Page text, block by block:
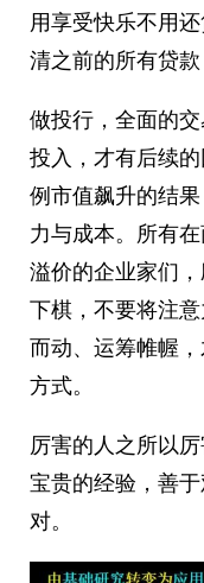
用享受快乐不用
清之前的所有贷款
做投行，全面的
投入，才有后续
例市值飙升的结
力与成本。所有
溢价的企业家们
下棋，不要将注
而动、运筹帷幄
方式。
厉害的人之所以
宝贵的经验，善
对。 ​​​